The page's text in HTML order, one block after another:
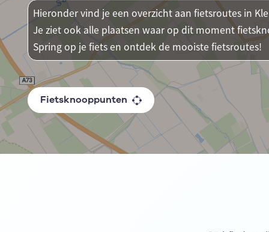
Hieronder vind je een overzicht aan fietsroutes in
Je ziet ook alle plaatsen waar op dit moment
Spring op je fiets en ontdek de mooiste fietsroutes!
Fietsknooppunten